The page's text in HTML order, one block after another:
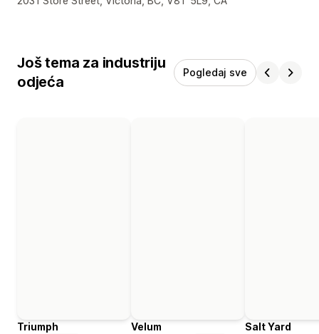
Još tema za industriju
odjeća
Pogledaj sve
Triumph
Velum
Salt Yard